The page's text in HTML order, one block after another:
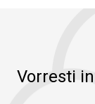
Vorresti